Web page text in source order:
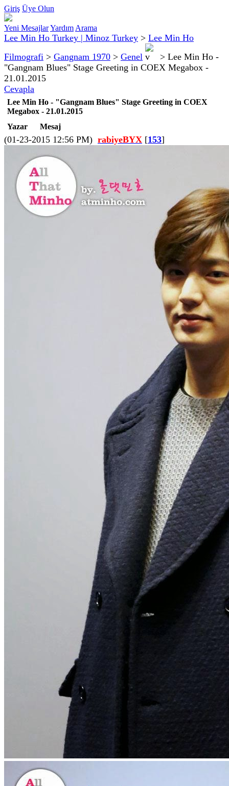
Giriş Üye Olun
Yeni MesajlarYardım Arama
Lee Min Ho Turkey | Minoz Turkey > Lee Min Ho
Filmografi > Gangnam 1970 > Genel > Lee Min Ho -
"Gangnam Blues" Stage Greeting in COEX Megabox -
21.01.2015
Cevapla
Lee Min Ho - "Gangnam Blues" Stage Greeting in COEX
Megabox - 21.01.2015
Yazar
Mesaj
(01-23-2015 12:56 PM) rabiyeBYX [153]